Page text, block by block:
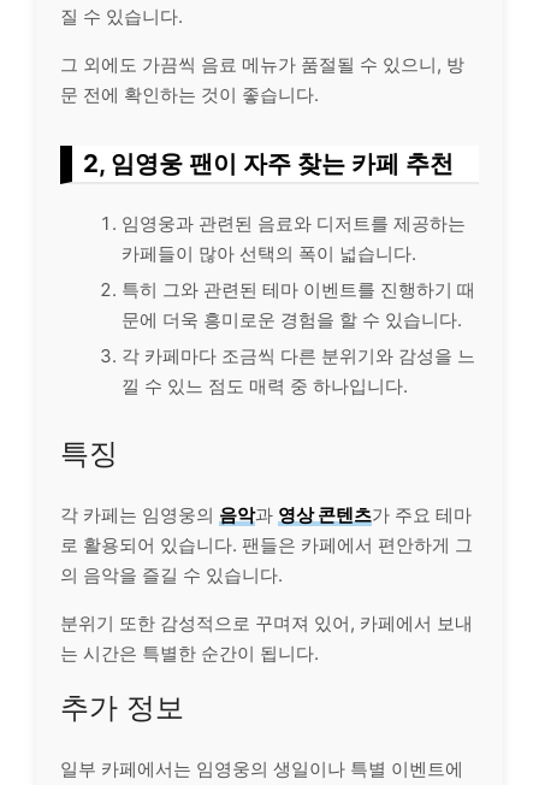
질 수 있습니다.
그 외에도 가끔씩 음료 메뉴가 품절될 수 있으니, 방
문 전에 확인하는 것이 좋습니다.
2, 임영웅 팬이 자주 찾는 카페 추천
임영웅과 관련된 음료와 디저트를 제공하는
카페들이 많아 선택의 폭이 넓습니다.
특히 그와 관련된 테마 이벤트를 진행하기 때
문에 더욱 흥미로운 경험을 할 수 있습니다.
각 카페마다 조금씩 다른 분위기와 감성을 느
낄 수 있느 점도 매력 중 하나입니다.
특징
각 카페는 임영웅의 음악과 영상 콘텐츠가 주요 테마
로 활용되어 있습니다. 팬들은 카페에서 편안하게 그
의 음악을 즐길 수 있습니다.
분위기 또한 감성적으로 꾸며져 있어, 카페에서 보내
는 시간은 특별한 순간이 됩니다.
추가 정보
일부 카페에서는 임영웅의 생일이나 특별 이벤트에